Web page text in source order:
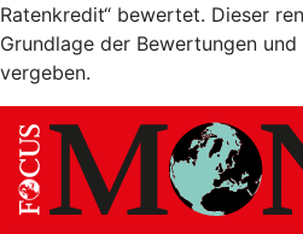
Ratenkredit“ bewertet. Dieser
Grundlage der Bewertungen
vergeben.